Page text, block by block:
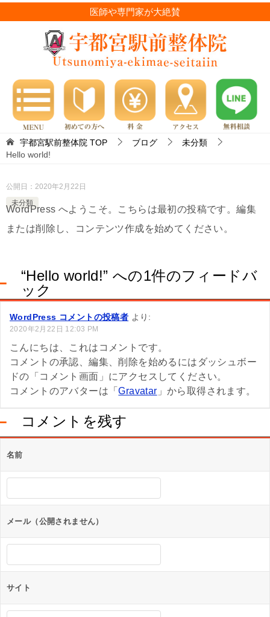
医師や専門家が大絶賛
宇都宮駅前整体院 TOP ブログ
未分類
Hello world!
公開日： 2020年2月22日
未分類
WordPress へようこそ。こちらは最初の投稿です。編集
または削除し、コンテンツ作成を始めてください。
“Hello world!” への1件のフィードバ
ック
WordPress コメントの投稿者 より:
2020年2月22日 12:03 PM
こんにちは、これはコメントです。
コメントの承認、編集、削除を始めるにはダッシュボー
ドの「コメント画面」にアクセスしてください。
コメントのアバターは「Gravatar 」から取得されます。
コメントを残す
名前
メール（公開されません）
サイト